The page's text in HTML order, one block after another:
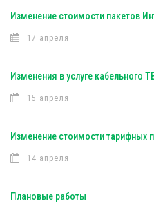
Изменение стоимости пакетов
17 апреля
Изменения в услуге кабельного
15 апреля
Изменение стоимости тарифных
14 апреля
Плановые работы